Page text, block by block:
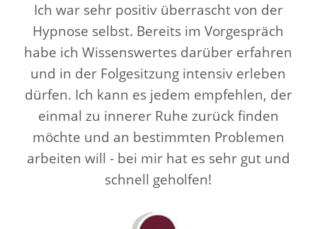
Ich war sehr positiv überrascht von der
Hypnose selbst. Bereits im Vorgespräch
habe ich Wissenswertes darüber erfahren
und in der Folgesitzung intensiv erleben
dürfen. Ich kann es jedem empfehlen, der
einmal zu innerer Ruhe zurück finden
möchte und an bestimmten Problemen
arbeiten will - bei mir hat es sehr gut und
schnell geholfen!